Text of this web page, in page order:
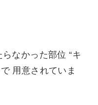
なかった部位 “キ
用意されていま